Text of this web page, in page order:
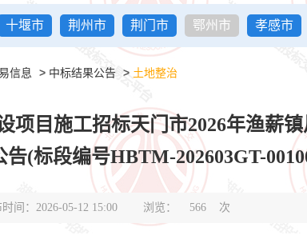
十堰市 荆州市 荆门市 鄂州市 孝感市
信息 > 中标结果公告 > 土地整治
项目施工招标天门市2026年渔薪
(标段编号HBTM-202603GT-
间：2026-05-12 15:00 浏览： 566 次